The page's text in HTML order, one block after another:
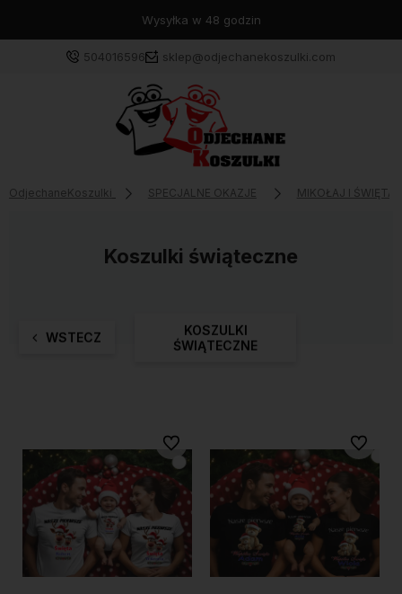
Wysyłka w 48 godzin
504016596 sklep@odjechanekoszulki.com
OdjechaneKoszulki SPECJALNE OKAZJE MIKOŁAJ I ŚWIĘTA
Koszulki świąteczne
WSTECZ
KOSZULKI
ŚWIĄTECZNE
Do ulubionych Do